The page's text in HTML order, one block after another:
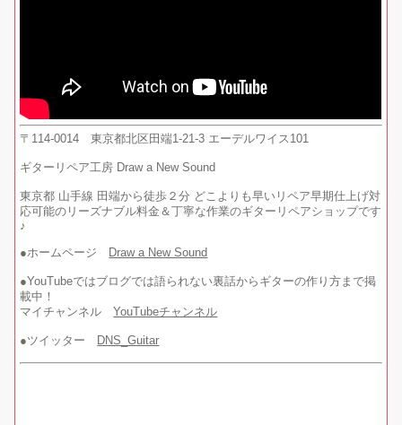
〒114-0014 東京都北区田端1-21-3 エーデルワイス101
ギターリペア工房 Draw a New Sound
東京都 山手線 田端から徒歩２分 どこよりも早いリペア早期仕上げ対
応可能のリーズナブル料金＆丁寧な作業のギターリペアショップです
♪
●ホームページ Draw a New Sound
●YouTubeではブログでは語られない裏話からギターの作り方まで掲
載中！
マイチャンネル YouTubeチャンネル
●ツイッター DNS_Guitar